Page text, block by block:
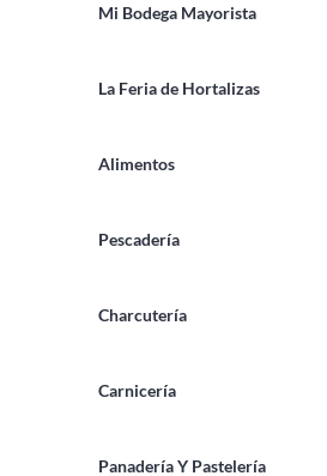
Mi Bodega Mayorista
La Feria de Hortalizas
Alimentos
Pescadería
Charcutería
Carnicería
Panadería Y Pastelería